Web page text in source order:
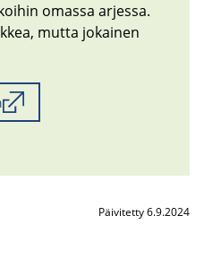
omas­sa ar­jes­sa.
mutta jo­kai­nen
Päivitetty 6.9.2024